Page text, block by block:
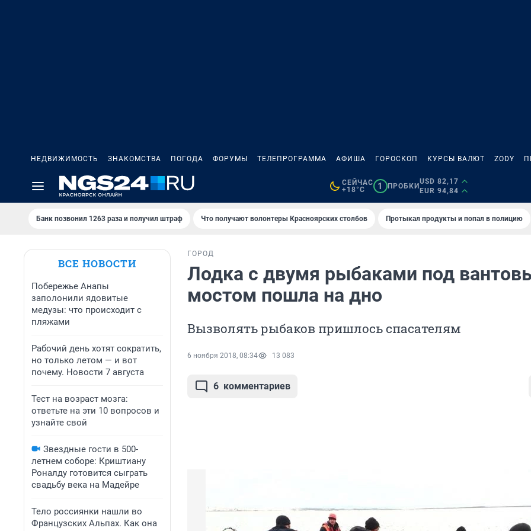
НЕДВИЖИМОСТЬ ЗНАКОМСТВА ПОГОДА ФОРУМЫ ТЕЛЕПРОГРАММА АФИША ГОРОСКОП КУРСЫ ВАЛЮТ ZODY
СЕЙЧАС
+18°C
1 ПРОБКИ
USD 82,17
EUR 94,84
Банк позвонил 1263 раза и получил штраф Что получают волонтеры Красноярских столбов Протыкал продукты и попал в полицию
ВСЕ НОВОСТИ
Побережье Анапы
заполонили ядовитые
медузы: что происходит с
пляжами
Рабочий день хотят сократить,
но только летом — и вот
почему. Новости 7 августа
Тест на возраст мозга:
ответьте на эти 10 вопросов и
узнайте свой
Звездные гости в 500-
летнем соборе: Криштиану
Роналду готовится сыграть
свадьбу века на Мадейре
Тело россиянки нашли во
Французских Альпах. Как она
ГОРОД
Лодка с двумя рыбаками под
мостом пошла на дно
Вызволять рыбаков пришлось спасателям
6 ноября 2018, 08:34 13 083
6 комментариев